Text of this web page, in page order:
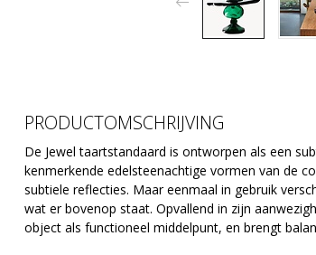
PRODUCTOMSCHRIJVING
De Jewel taartstandaard is ontworpen als een
kenmerkende edelsteenachtige vormen van de
subtiele reflecties. Maar eenmaal in gebruik
wat er bovenop staat. Opvallend in zijn
object als functioneel middelpunt, en brengt